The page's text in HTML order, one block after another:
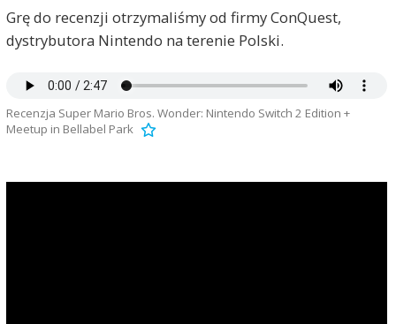
Grę do recenzji otrzymaliśmy od firmy ConQuest,
dystrybutora Nintendo na terenie Polski.
Recenzja Super Mario Bros. Wonder: Nintendo Switch 2 Edition +
Meetup in Bellabel Park